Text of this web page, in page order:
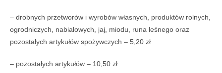
– drobnych przetworów i wyrobów własnych, produktów rolnych,
ogrodniczych, nabiałowych, jaj, miodu, runa leśnego oraz
pozostałych artykułów spożywczych – 5,20 zł
– pozostałych artykułów – 10,50 zł